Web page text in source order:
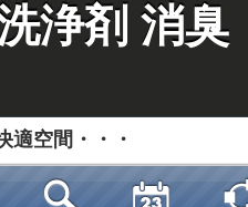
浄剤 消臭
適空間・・・